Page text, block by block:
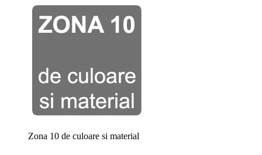
Zona 10 de culoare si material